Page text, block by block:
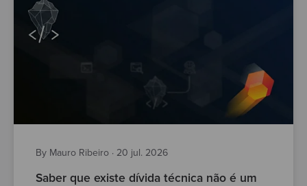
By Mauro Ribeiro · 20 jul. 2026
Saber que existe dívida técnica não é um